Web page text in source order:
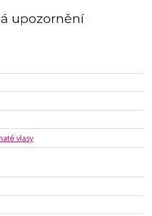
upozornění
vlasy